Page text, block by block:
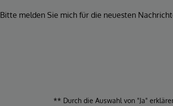
Bitte melden Sie mich für die neuesten
** Durch die Auswahl von "Ja"